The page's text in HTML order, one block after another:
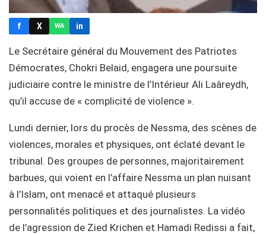
f X WA in
Le Secrétaire général du Mouvement des Patriotes
Démocrates, Chokri Belaid, engagera une poursuite
judiciaire contre le ministre de l’Intérieur Ali Laâreydh,
qu’il accuse de « complicité de violence ».
Lundi dernier, lors du procès de Nessma, des scènes de
violences, morales et physiques, ont éclaté devant le
tribunal. Des groupes de personnes, majoritairement
barbues, qui voient en l’affaire Nessma un plan nuisant
à l’Islam, ont menacé et attaqué plusieurs
personnalités politiques et des journalistes. La vidéo
de l’agression de Zied Krichen et Hamadi Redissi a fait,